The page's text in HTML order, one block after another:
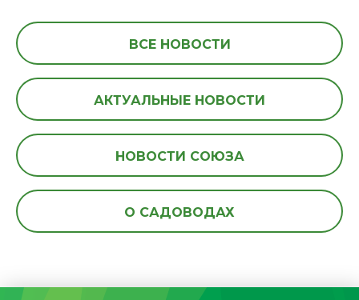
ВСЕ НОВОСТИ
АКТУАЛЬНЫЕ НОВОСТИ
НОВОСТИ СОЮЗА
О САДОВОДАХ